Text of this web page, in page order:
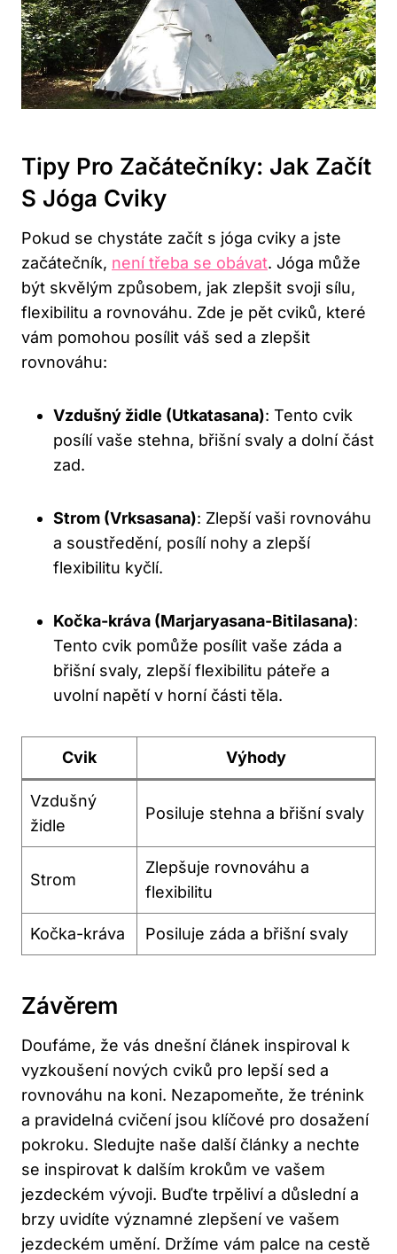
Tipy Pro Začátečníky: Jak Začít
S Jóga Cviky
Pokud se chystáte začít s jóga cviky a jste
začátečník, není třeba se obávat. Jóga může
být skvělým způsobem, jak zlepšit svoji sílu,
flexibilitu a rovnováhu. Zde je pět cviků, které
vám pomohou posílit váš sed a zlepšit
rovnováhu:
Vzdušný židle (Utkatasana): Tento cvik
posílí vaše stehna, břišní svaly a dolní část
zad.
Strom (Vrksasana): Zlepší vaši rovnováhu
a soustředění, posílí nohy a zlepší
flexibilitu kyčlí.
Kočka-kráva (Marjaryasana-Bitilasana):
Tento cvik pomůže posílit vaše záda a
břišní svaly, zlepší flexibilitu páteře a
uvolní napětí v horní části těla.
Cvik Výhody
Vzdušný
židle
Posiluje stehna a břišní svaly
Strom
Zlepšuje rovnováhu a
flexibilitu
Kočka-kráva Posiluje záda a břišní svaly
Závěrem
Doufáme, že vás dnešní článek inspiroval k
vyzkoušení nových cviků pro lepší sed a
rovnováhu na koni. Nezapomeňte, že trénink
a pravidelná cvičení jsou klíčové pro dosažení
pokroku. Sledujte naše další články a nechte
se inspirovat k dalším krokům ve vašem
jezdeckém vývoji. Buďte trpěliví a důslední a
brzy uvidíte významné zlepšení ve vašem
jezdeckém umění. Držíme vám palce na cestě